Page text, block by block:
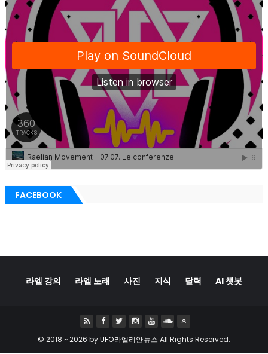
FACEBOOK
라엘 강의 라엘 노래 사진 지식 달력 AI 챗봇
© 2018 ~2026 byUFO라엘리안뉴스 All Rights Reserved.